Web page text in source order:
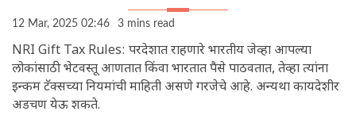
12 Mar, 2025 02:46 3 mins read
NRI Gift Tax Rules: परदेशात राहणारे भारतीय जेव्हा आपल्या
लोकांसाठी भेटवस्तू आणतात किंवा भारतात पैसे पाठवतात, तेव्हा त्यांना
इन्कम टॅक्सच्या नियमांची माहिती असणे गरजेचे आहे. अन्यथा कायदेशीर
अडचण येऊ शकते.